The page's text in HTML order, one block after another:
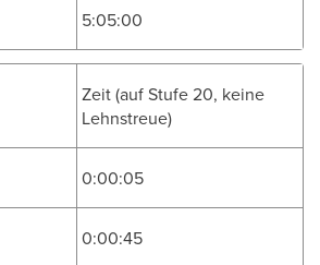
5:05:00
Zeit (auf Stufe 20, keine
Lehnstreue)
0:00:05
0:00:45